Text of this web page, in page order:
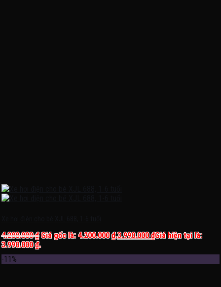
4.200.000₫ Giá gốc là: 4.200.000 ₫.3.990.000₫Giá hiện tại là:
3.990.000 ₫.
-11%